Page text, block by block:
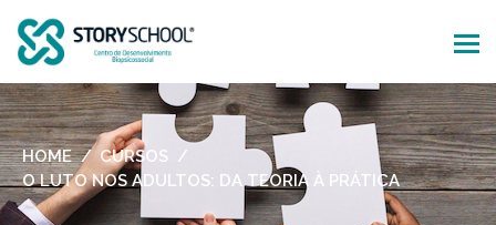
HOME
CURSOS
O LUTO NOS ADULTOS: DA TEORIA À PRÁTICA